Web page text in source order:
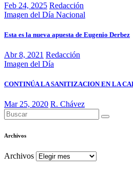
Feb 24, 2025 Redacción
Imagen del Día Nacional
Esta es la nueva apuesta de Eugenio Derbez
Abr 8, 2021 Redacción
Imagen del Día
CONTINÚA LA SANITIZACION EN LA
Mar 25, 2020 R. Chávez
Archivos
Archivos